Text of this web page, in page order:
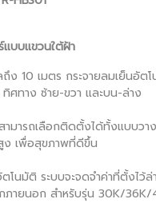
แบบแขวนใต้ฝ้า
มตร กระจายลมเย็นอัตโน
ศทาง ซ้าย-ขวา และบน-ล่าง
เลือกติดตั้งได้ทั้งแบบวางตั้
เพื่อสุขภาพที่ดีขึ้น
ระบบจะจดจำค่าที่ตั้งไว้ล่า
กภายนอก สำหรับรุ่น 30K/